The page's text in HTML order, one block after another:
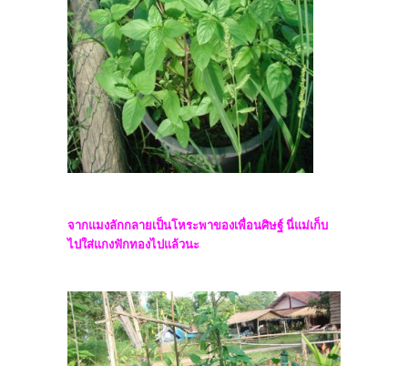
จากแมงลักกลายเป็นโหระพาของเพื่อนศิษฐ์ นี่แม่เก็บ
ไปใส่แกงฟักทองไปแล้วนะ